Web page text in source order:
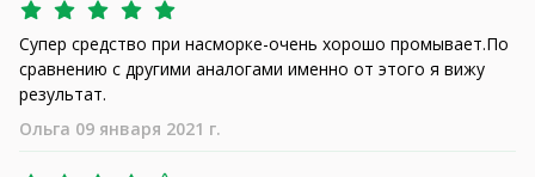
Супер средство при насморке-очень хорошо промывает.По
сравнению с другими аналогами именно от этого я вижу
результат.
Ольга 09 января 2021 г.